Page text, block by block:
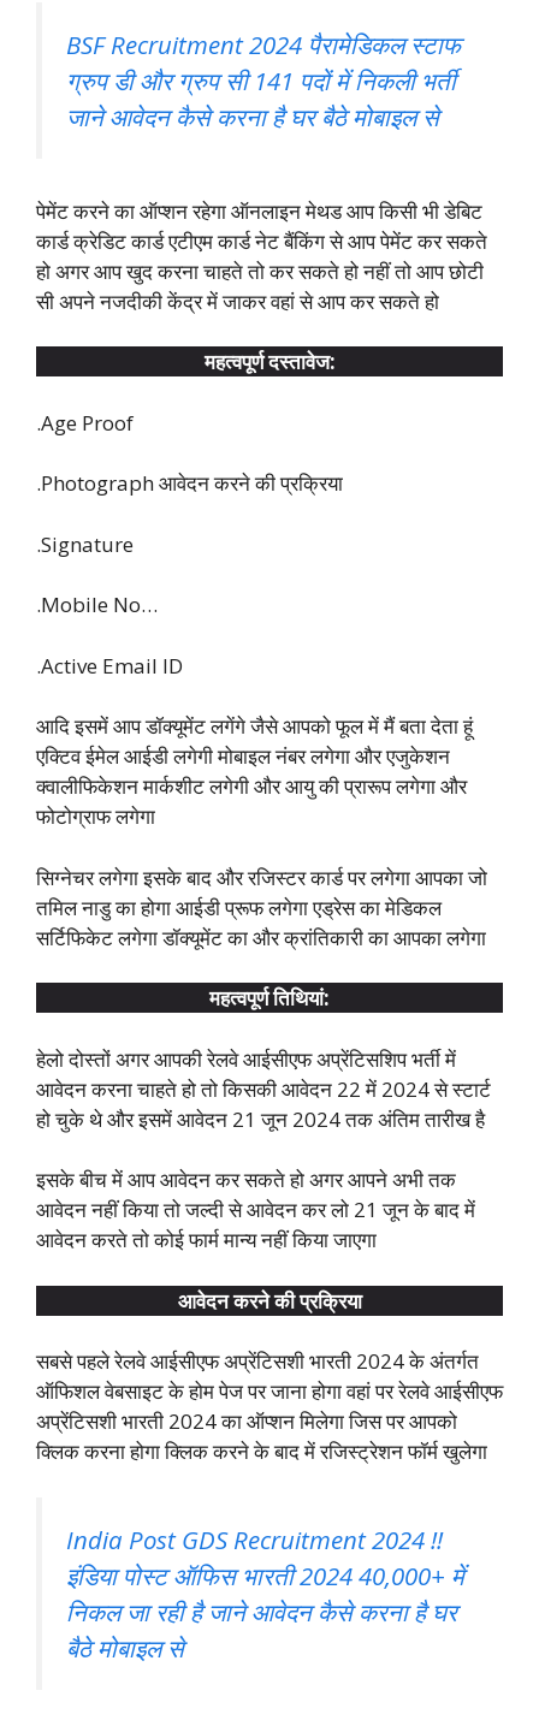
BSF Recruitment 2024 पैरामेडिकल स्टाफ
ग्रुप डी और ग्रुप सी 141 पदों में निकली भर्ती
जाने आवेदन कैसे करना है घर बैठे मोबाइल से
पेमेंट करने का ऑप्शन रहेगा ऑनलाइन मेथड आप किसी भी डेबिट
कार्ड क्रेडिट कार्ड एटीएम कार्ड नेट बैंकिंग से आप पेमेंट कर सकते
हो अगर आप खुद करना चाहते तो कर सकते हो नहीं तो आप छोटी
सी अपने नजदीकी केंद्र में जाकर वहां से आप कर सकते हो
महत्वपूर्ण दस्तावेज:
.Age Proof
.Photograph आवेदन करने की प्रक्रिया
.Signature
.Mobile No…
.Active Email ID
आदि इसमें आप डॉक्यूमेंट लगेंगे जैसे आपको फूल में मैं बता देता हूं
एक्टिव ईमेल आईडी लगेगी मोबाइल नंबर लगेगा और एजुकेशन
क्वालीफिकेशन मार्कशीट लगेगी और आयु की प्रारूप लगेगा और
फोटोग्राफ लगेगा
सिग्नेचर लगेगा इसके बाद और रजिस्टर कार्ड पर लगेगा आपका जो
तमिल नाडु का होगा आईडी प्रूफ लगेगा एड्रेस का मेडिकल
सर्टिफिकेट लगेगा डॉक्यूमेंट का और क्रांतिकारी का आपका लगेगा
महत्वपूर्ण तिथियां:
हेलो दोस्तों अगर आपकी रेलवे आईसीएफ अप्रेंटिसशिप भर्ती में
आवेदन करना चाहते हो तो किसकी आवेदन 22 में 2024 से स्टार्ट
हो चुके थे और इसमें आवेदन 21 जून 2024 तक अंतिम तारीख है
इसके बीच में आप आवेदन कर सकते हो अगर आपने अभी तक
आवेदन नहीं किया तो जल्दी से आवेदन कर लो 21 जून के बाद में
आवेदन करते तो कोई फार्म मान्य नहीं किया जाएगा
आवेदन करने की प्रक्रिया
सबसे पहले रेलवे आईसीएफ अप्रेंटिसशी भारती 2024 के अंतर्गत
ऑफिशल वेबसाइट के होम पेज पर जाना होगा वहां पर रेलवे आईसीएफ
अप्रेंटिसशी भारती 2024 का ऑप्शन मिलेगा जिस पर आपको
क्लिक करना होगा क्लिक करने के बाद में रजिस्ट्रेशन फॉर्म खुलेगा
India Post GDS Recruitment 2024 !!
इंडिया पोस्ट ऑफिस भारती 2024 40,000+ में
निकल जा रही है जाने आवेदन कैसे करना है घर
बैठे मोबाइल से